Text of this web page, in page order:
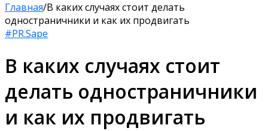
Главная/В каких случаях стоит делать
одностраничники и как их продвигать
#PR.Sape
В каких случаях стоит
делать одностраничники
и как их продвигать